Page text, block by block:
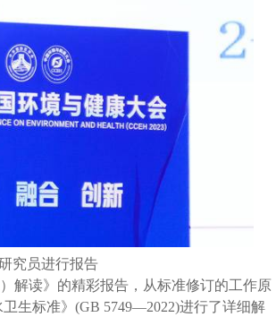
究员进行报告
解读》的精彩报告，从标准修订的工作原
生标准》(GB 5749—2022)进行了详细解